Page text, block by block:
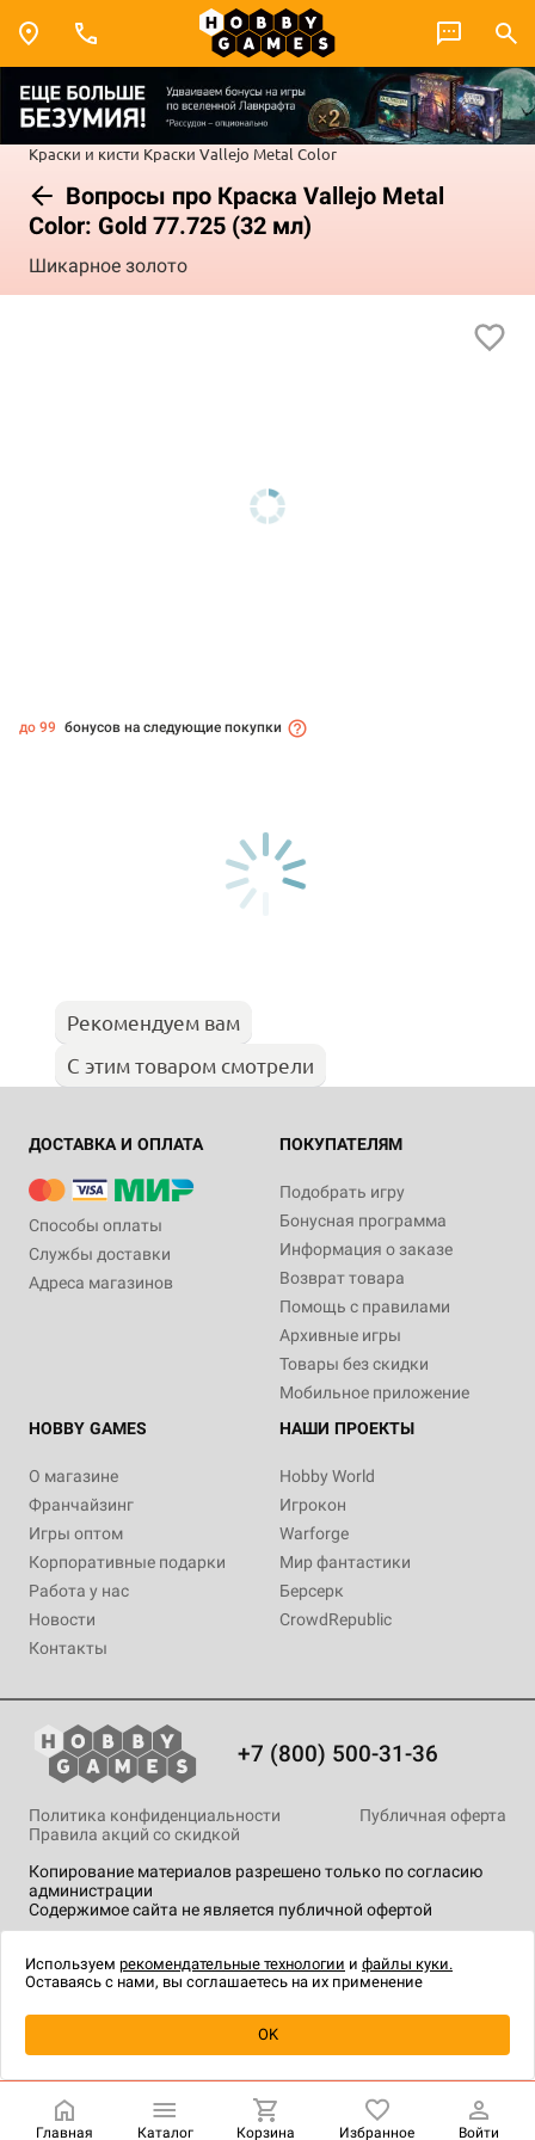
Краски и кисти Краски Vallejo Metal Color
Вопросы про Краска Vallejo Metal
Color: Gold 77.725 (32 мл)
Шикарное золото
Уведомить о наличии
до 99 бонусов на следующие покупки
Рекомендуем вам
С этим товаром смотрели
ДОСТАВКА И ОПЛАТА
Способы оплаты
Службы доставки
Адреса магазинов
ПОКУПАТЕЛЯМ
Подобрать игру
Бонусная программа
Информация о заказе
Возврат товара
Помощь с правилами
Архивные игры
Товары без скидки
Мобильное приложение
HOBBY GAMES
О магазине
Франчайзинг
Игры оптом
Корпоративные подарки
Работа у нас
Новости
Контакты
НАШИ ПРОЕКТЫ
Hobby World
Игрокон
Warforge
Мир фантастики
Берсерк
CrowdRepublic
+7 (800) 500-31-36
Копирование материалов разрешено только по согласию
администрации
Содержимое сайта не является публичной офертой
Политика конфиденциальности
Публичная оферта
Правила акций со скидкой
технологии.
Главная Каталог Корзина Избранное Войти
Используем рекомендательные технологии и файлы куки.
Оставаясь с нами, вы соглашаетесь на их применение
OK